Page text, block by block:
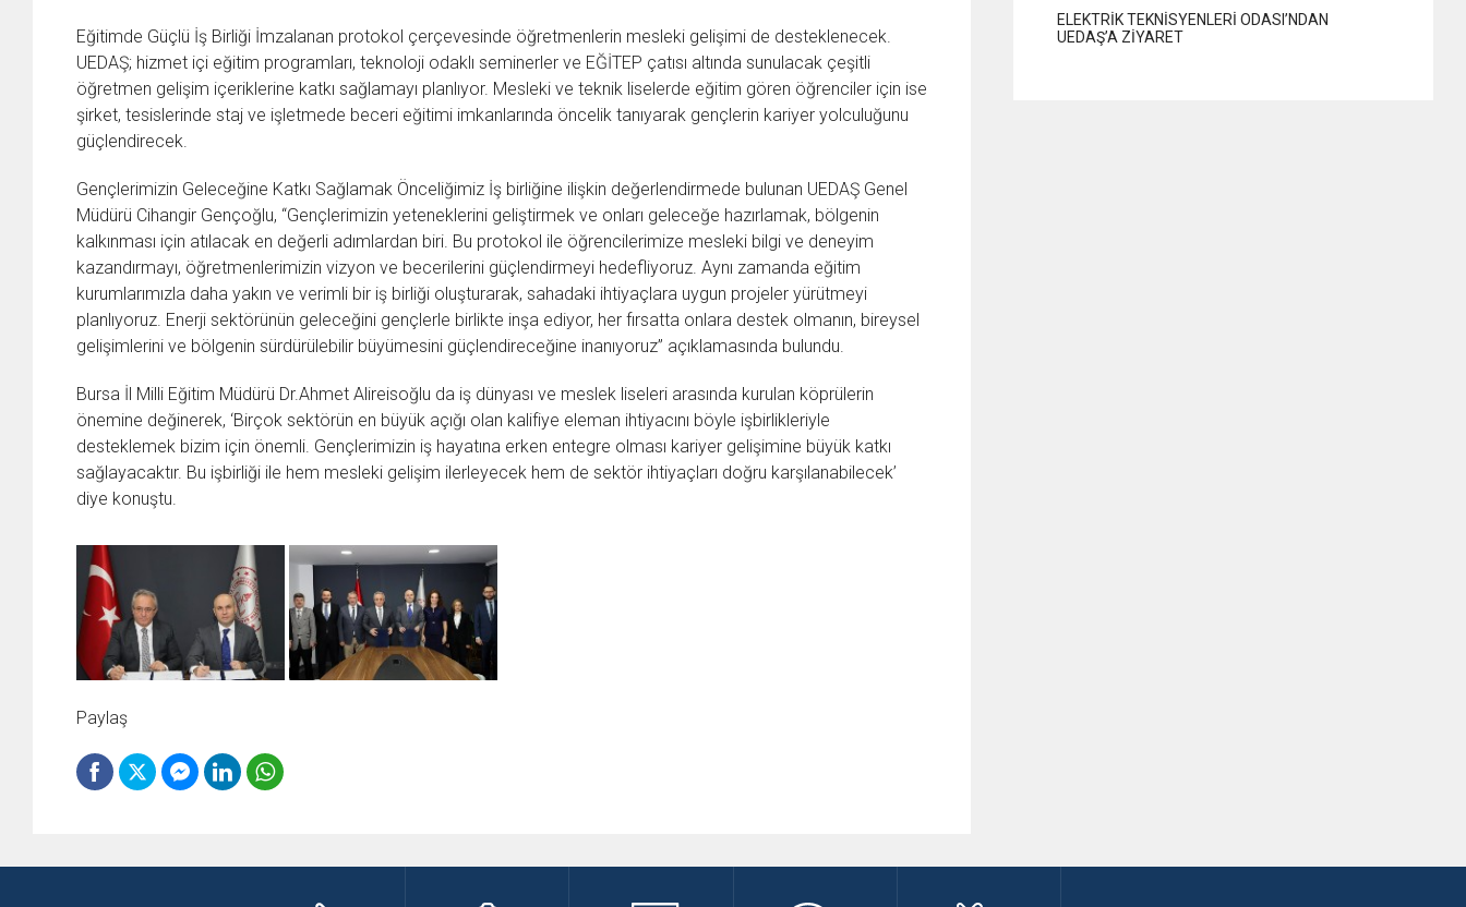
ELEKTRİK TEKNİSYENLERİ ODASI’NDAN
UEDAŞ’A ZİYARET
Eğitimde Güçlü İş Birliği İmzalanan protokol çerçevesinde öğretmenlerin mesleki gelişimi de desteklenecek.
UEDAŞ; hizmet içi eğitim programları, teknoloji odaklı seminerler ve EĞİTEP çatısı altında sunulacak çeşitli
öğretmen gelişim içeriklerine katkı sağlamayı planlıyor. Mesleki ve teknik liselerde eğitim gören öğrenciler için ise
şirket, tesislerinde staj ve işletmede beceri eğitimi imkanlarında öncelik tanıyarak gençlerin kariyer yolculuğunu
güçlendirecek.
Gençlerimizin Geleceğine Katkı Sağlamak Önceliğimiz İş birliğine ilişkin değerlendirmede bulunan UEDAŞ Genel
Müdürü Cihangir Gençoğlu, “Gençlerimizin yeteneklerini geliştirmek ve onları geleceğe hazırlamak, bölgenin
kalkınması için atılacak en değerli adımlardan biri. Bu protokol ile öğrencilerimize mesleki bilgi ve deneyim
kazandırmayı, öğretmenlerimizin vizyon ve becerilerini güçlendirmeyi hedefliyoruz. Aynı zamanda eğitim
kurumlarımızla daha yakın ve verimli bir iş birliği oluşturarak, sahadaki ihtiyaçlara uygun projeler yürütmeyi
planlıyoruz. Enerji sektörünün geleceğini gençlerle birlikte inşa ediyor, her fırsatta onlara destek olmanın, bireysel
gelişimlerini ve bölgenin sürdürülebilir büyümesini güçlendireceğine inanıyoruz” açıklamasında bulundu.
Bursa İl Milli Eğitim Müdürü Dr.Ahmet Alireisoğlu da iş dünyası ve meslek liseleri arasında kurulan köprülerin
önemine değinerek, ‘Birçok sektörün en büyük açığı olan kalifiye eleman ihtiyacını böyle işbirlikleriyle
desteklemek bizim için önemli. Gençlerimizin iş hayatına erken entegre olması kariyer gelişimine büyük katkı
sağlayacaktır. Bu işbirliği ile hem mesleki gelişim ilerleyecek hem de sektör ihtiyaçları doğru karşılanabilecek’
diye konuştu.
Paylaş